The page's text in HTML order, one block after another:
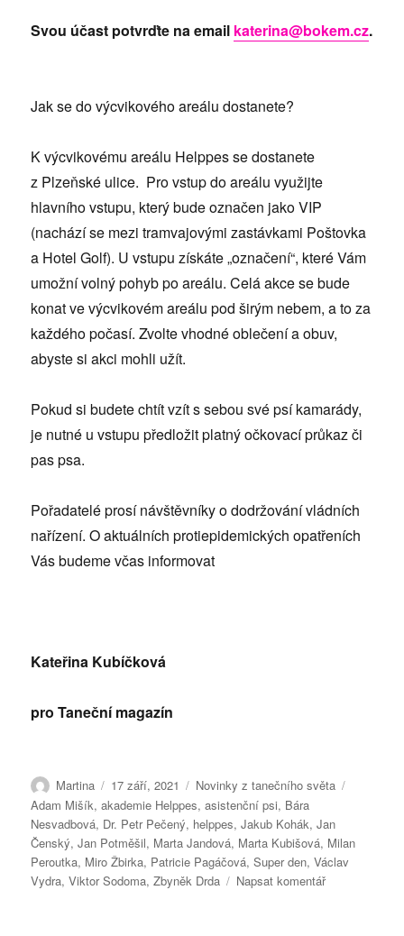
Svou účast potvrďte na email katerina@bokem.cz.
Jak se do výcvikového areálu dostanete?
K výcvikovému areálu Helppes se dostanete
z Plzeňské ulice. Pro vstup do areálu využijte
hlavního vstupu, který bude označen jako VIP
(nachází se mezi tramvajovými zastávkami Poštovka
a Hotel Golf). U vstupu získáte „označení“, které Vám
umožní volný pohyb po areálu. Celá akce se bude
konat ve výcvikovém areálu pod širým nebem, a to za
každého počasí. Zvolte vhodné oblečení a obuv,
abyste si akci mohli užít.
Pokud si budete chtít vzít s sebou své psí kamarády,
je nutné u vstupu předložit platný očkovací průkaz či
pas psa.
Pořadatelé prosí návštěvníky o dodržování vládních
nařízení. O aktuálních protiepidemických opatřeních
Vás budeme včas informovat
Kateřina Kubíčková
pro Taneční magazín
Autor:
Martina Publikováno:
17 září, 2021 Rubriky:
Novinky z tanečního světa
Adam Mišík,akademie Helppes,asistenční psi, Bára
Nesvadbová, Dr. Petr Pečený, helppes,Jakub Kohák,Jan
Čenský,Jan Potměšil, Marta Jandová, Marta Kubišová, Milan
Peroutka, Miro Žbirka, Patricie Pagáčová,Super den,Václav
Vydra,Viktor Sodoma,Zbyněk Drda Napsat komentářpro